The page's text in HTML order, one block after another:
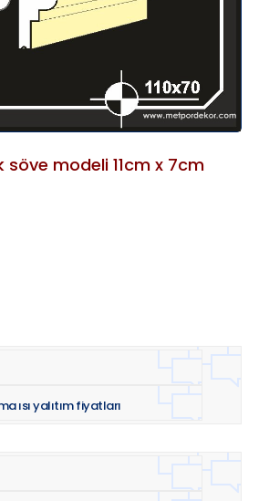
söve modeli 11cm x 7cm
ısı yalıtım fiyatları